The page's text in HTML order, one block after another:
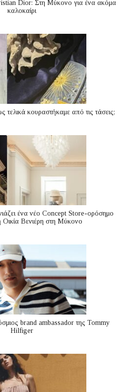
Dior: Στη Μύκονο για ένα ακόμα
καλοκαίρι
κουραστήκαμε από τις τάσεις;
ένα νέο Concept Store-ορόσημο
Οικία Βενιέρη στη Μύκονο
brand ambassador της Tommy
Hilfiger